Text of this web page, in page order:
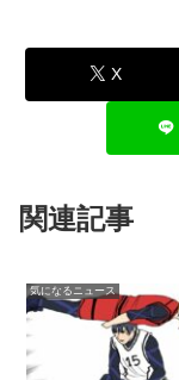
X
関連記事
気になるニュース